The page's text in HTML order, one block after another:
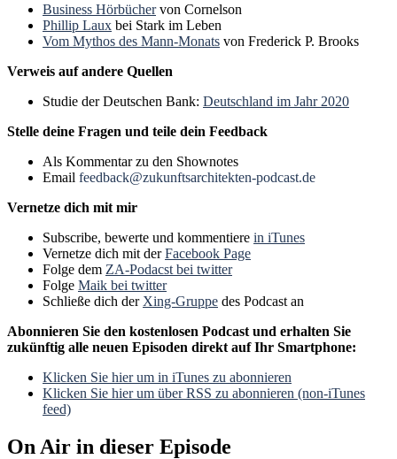
Business Hörbüchervon Cornelson
Phillip Laux bei Stark im Leben
Vom Mythos des Mann-Monats von Frederick P. Brooks
Verweis auf andere Quellen
Studie der Deutschen Bank: Deutschland im Jahr 2020
Stelle deine Fragen und teile dein Feedback
Als Kommentar zu den Shownotes
Email feedback@zukunftsarchitekten-podcast.de
Vernetze dich mit mir
Subscribe, bewerte und kommentiere in iTunes
Vernetze dich mit derFacebook Page
Folge dem ZA-Podacst bei twitter
Folge Maik bei twitter
Schließe dich der Xing-Gruppe des Podcast an
Abonnieren Sie den kostenlosen Podcast und erhalten Sie
zukünftig alle neuen Episoden direkt auf Ihr Smartphone:
Klicken Sie hier um in iTunes zu abonnieren
Klicken Sie hier um über RSS zu abonnieren (non-iTunes
feed)
On Air in dieser Episode